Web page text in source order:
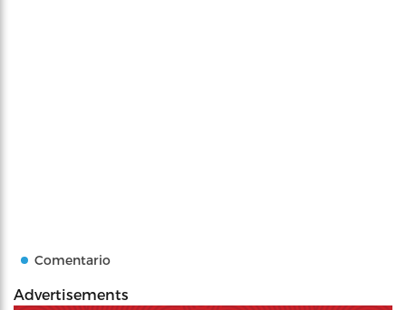
Comentario
Advertisements